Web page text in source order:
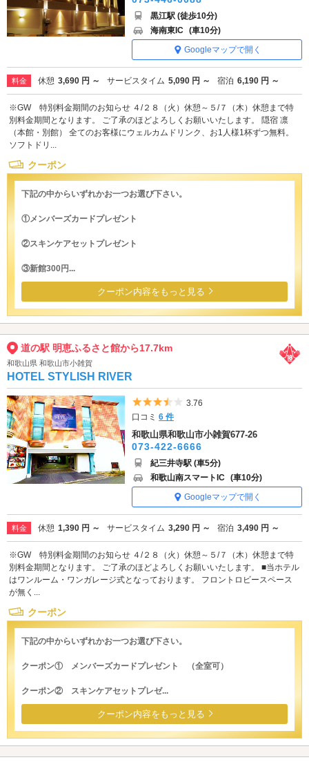
黒江駅 (徒歩10分)
海南東IC (車10分)
Googleマップで開く
料金 休憩 3,690 円 ～ サービスタイム 5,090 円 ～ 宿泊 6,190 円 ～
※GW 特別料金期間のお知らせ ４/２８（火）休憩～５/７（木）休憩まで特
別料金期間となります。 ご了承のほどよろしくお願いいたします。 隠宿 凛
（本館・別館） 全てのお客様にウェルカムドリンク、お1人様1杯ずつ無料。
ソフトドリ...
クーポン
下記の中からいずれかお一つお選び下さい。
①メンバーズカードプレゼント
②スキンケアセットプレゼント
③新館300円...
クーポン内容をもっと見る
道の駅 明恵ふるさと館から17.7km
和歌山県 和歌山市小雑賀
HOTEL STYLISH RIVER
5つ星のうち3.5
3.76
口コミ6 件
和歌山県和歌山市小雑賀677-26
073-422-6666
紀三井寺駅 (車5分)
和歌山南スマートIC (車10分)
Googleマップで開く
料金 休憩 1,390 円 ～ サービスタイム 3,290 円 ～ 宿泊 3,490 円 ～
※GW 特別料金期間のお知らせ ４/２８（火）休憩～５/７（木）休憩まで特
別料金期間となります。 ご了承のほどよろしくお願いいたします。 ■当ホテル
はワンルーム・ワンガレージ式となっております。 フロントロビースペース
が無く...
クーポン
下記の中からいずれかお一つお選び下さい。
クーポン① メンバーズカードプレゼント （全室可）
クーポン② スキンケアセットプレゼ...
クーポン内容をもっと見る